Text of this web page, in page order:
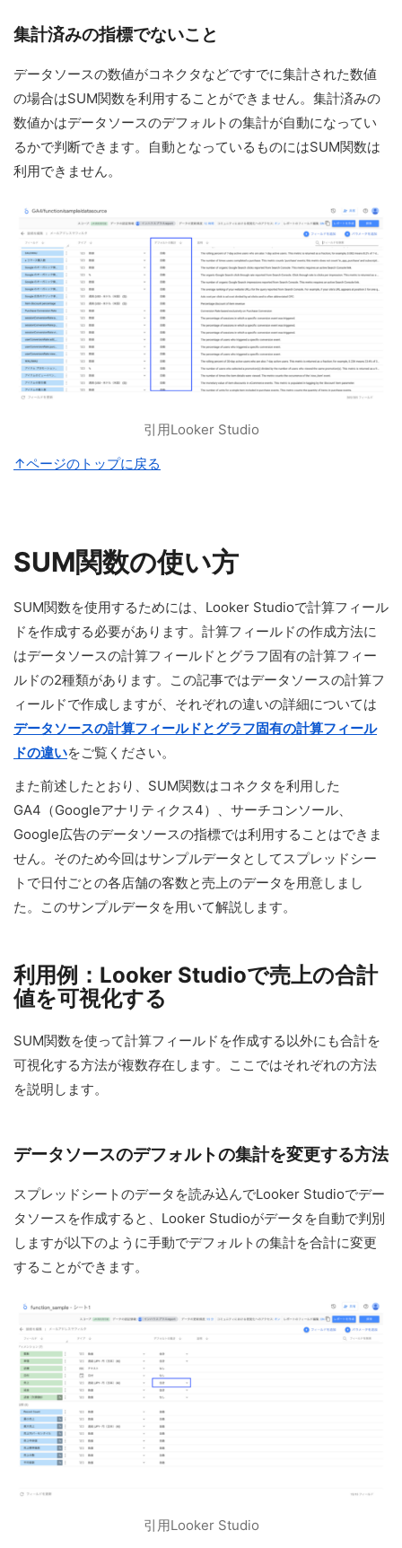
集計済みの指標でないこと
データソースの数値がコネクタなどですでに集計された数値
の場合はSUM関数を利用することができません。集計済みの
数値かはデータソースのデフォルトの集計が自動になってい
るかで判断できます。自動となっているものにはSUM関数は
利用できません。
引用Looker Studio
↑ページのトップに戻る
SUM関数の使い方
SUM関数を使用するためには、Looker Studioで計算フィール
ドを作成する必要があります。計算フィールドの作成方法に
はデータソースの計算フィールドとグラフ固有の計算フィー
ルドの2種類があります。この記事ではデータソースの計算フ
ィールドで作成しますが、それぞれの違いの詳細については
データソースの計算フィールドとグラフ固有の計算フィール
ドの違いをご覧ください。
また前述したとおり、SUM関数はコネクタを利用した
GA4（Googleアナリティクス4）、サーチコンソール、
Google広告のデータソースの指標では利用することはできま
せん。そのため今回はサンプルデータとしてスプレッドシー
トで日付ごとの各店舗の客数と売上のデータを用意しまし
た。このサンプルデータを用いて解説します。
利用例：Looker Studioで売上の合計
値を可視化する
SUM関数を使って計算フィールドを作成する以外にも合計を
可視化する方法が複数存在します。ここではそれぞれの方法
を説明します。
データソースのデフォルトの集計を変更する方法
スプレッドシートのデータを読み込んでLooker Studioでデー
タソースを作成すると、Looker Studioがデータを自動で判別
しますが以下のように手動でデフォルトの集計を合計に変更
することができます。
引用Looker Studio